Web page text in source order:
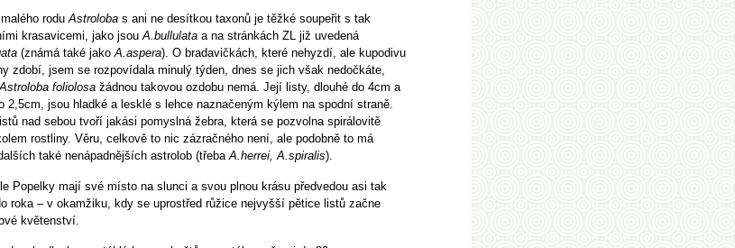
roduAstroloba s ani ne desítkou taxonů je těžké soupeřit s tak
krasavicemi, jako jsouA.bullulata a na stránkách ZL již uvedená
(známá také jakoA.aspera). O bradavičkách, které nehyzdí, ale kupodivu
zdobí, jsem se rozpovídala minulý týden, dnes se jich však nedočkáte,
Astroloba foliolosa žádnou takovou ozdobu nemá. Její listy, dlouhé do 4cm a
2,5cm, jsou hladké a lesklé s lehce naznačeným kýlem na spodní straně.
nad sebou tvoří jakási pomyslná žebra, která se pozvolna spirálovitě
rostliny. Věru, celkově to nic zázračného není, ale podobně to má
také nenápadnějších astrolob (třebaA.herrei, A.spiralis).
Popelky mají své místo na slunci a svou plnou krásu předvedou asi tak
roka – v okamžiku, kdy se uprostřed růžice nejvyšší pětice listů začne
květenství.